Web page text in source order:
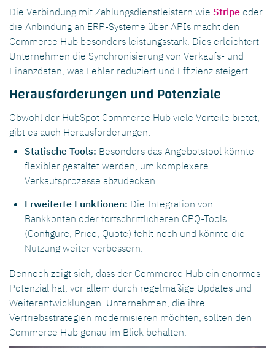
Die Verbindung mit Zahlungsdienstleistern wie Stripe oder
die Anbindung an ERP-Systeme über APIs macht den
Commerce Hub besonders leistungsstark. Dies erleichtert
Unternehmen die Synchronisierung von Verkaufs- und
Finanzdaten, was Fehler reduziert und Effizienz steigert.
Herausforderungen und Potenziale
Obwohl der HubSpot Commerce Hub viele Vorteile bietet,
gibt es auch Herausforderungen:
Statische Tools: Besonders das Angebotstool könnte
flexibler gestaltet werden, um komplexere
Verkaufsprozesse abzudecken.
Erweiterte Funktionen: Die Integration von
Bankkonten oder fortschrittlicheren CPQ-Tools
(Configure, Price, Quote) fehlt noch und könnte die
Nutzung weiter verbessern.
Dennoch zeigt sich, dass der Commerce Hub ein enormes
Potenzial hat, vor allem durch regelmäßige Updates und
Weiterentwicklungen. Unternehmen, die ihre
Vertriebsstrategien modernisieren möchten, sollten den
Commerce Hub genau im Blick behalten.